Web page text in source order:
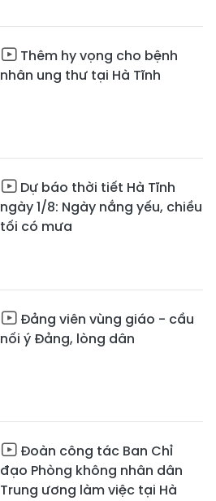
Thêm hy vọng cho bệnh
nhân ung thư tại Hà Tĩnh
Dự báo thời tiết Hà Tĩnh
ngày 1/8: Ngày nắng yếu, chiều
tối có mưa
Đảng viên vùng giáo - cầu
nối ý Đảng, lòng dân
Đoàn công tác Ban Chỉ
đạo Phòng không nhân dân
Trung ương làm việc tại Hà